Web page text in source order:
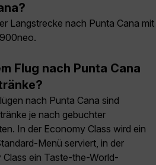
Langstrecke nach Punta Cana mit
Flug nach Punta Cana
nach Punta Cana sind
je nach gebuchter
In der Economy Class wird ein
Menü serviert, in der
Class ein Taste-the-World-